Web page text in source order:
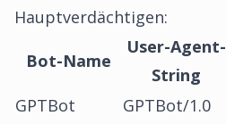
Hauptverdächtigen:
Bot-Name
User-Agent-
String
GPTBot
GPTBot/1.0